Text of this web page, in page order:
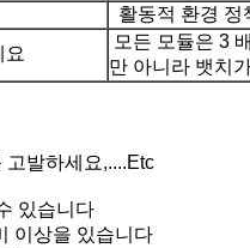
활동적 환경 정
요
모든 모듈은 3
만 아니라 뱃치
고발하세요,....Etc
있습니다
이상을 있습니다